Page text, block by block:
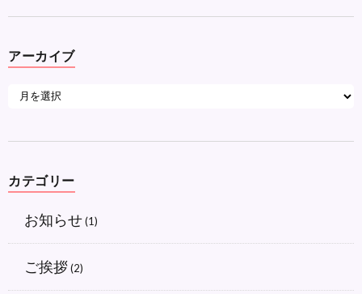
アーカイブ
カテゴリー
お知らせ(1)
ご挨拶(2)